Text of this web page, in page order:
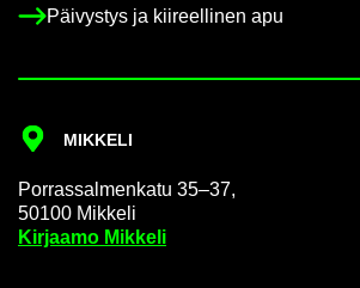
Päi­vys­tys ja kii­reel­li­nen apu
MIK­KE­LI
Por­ras­sal­men­ka­tu 35–37,
50100 Mik­ke­li
Kir­jaa­mo Mik­ke­li